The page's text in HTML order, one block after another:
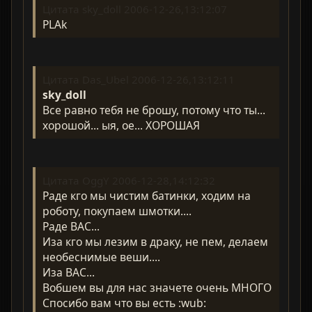
PLAk
sky_doll
Все равно тебя не брошу, потому что ты...
хорошой... ыя, ое... ХОРОШАЯ
Раде кго мы чистим батинки, ходим на
роботу, покупаем шмотки....
Раде ВАС...
Иза кго мы лезим в драку, не пем, делаем
необеснимые веши....
Иза ВАС...
Вобшем вы для нас значете очень МНОГО
Спосибо вам что вы есть :wub: